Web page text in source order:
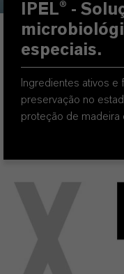
IPEL® -
especiais.
Ingredientes ativos
preservação no
proteção de madeira